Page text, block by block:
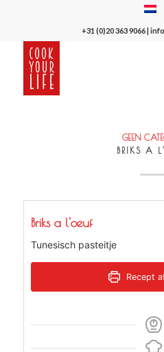
+31 (0)20 363 9066|
GEEN
BRIKS A
Briks a l'oeuf
Tunesisch pasteitje
Recept